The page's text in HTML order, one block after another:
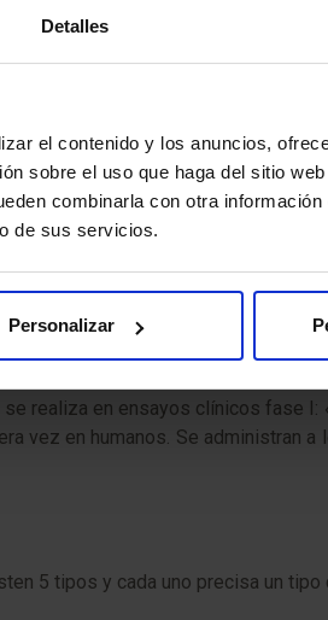
Detalles
el contenido y los anuncios,
sobre el uso que haga del sitio
combinarla con otra
de sus servicios.
Personalizar
empezar a cuidarse a sí
afirmó que gracias a este método
simular pestañas, areola y pezón.
cáncer de
se realiza en ensayos clínicos
vez en humanos. Se administran
5 tipos y cada uno precisa un